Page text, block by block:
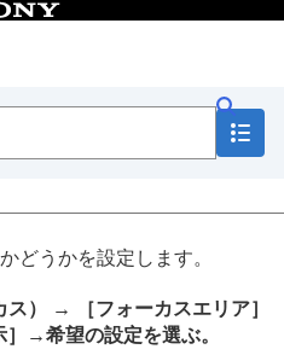
合わせる
どうかを設定します。
ス） →
［フォーカスエリア］
→希望の設定を選ぶ。